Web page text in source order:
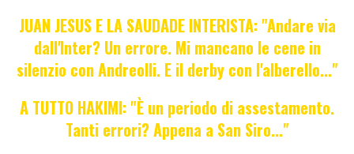
JUAN JESUS E LA SAUDADE INTERISTA: "Andare via
dall'Inter? Un errore. Mi mancano le cene in
silenzio con Andreolli. E il derby con l'alberello..."
A TUTTO HAKIMI: "È un periodo di assestamento.
Tanti errori? Appena a San Siro..."